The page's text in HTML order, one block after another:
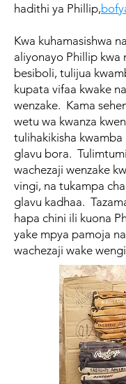
hadithi ya Phillip,
Kwa kuhamasishwa
aliyonayo Phillip kwa
besiboli, tulijua
kupata vifaa kwake
wenzake. Kama
wetu wa kwanza
tulihakikisha
glavu bora.
wachezaji wenzake
vingi, na tukampa
glavu kadhaa.
hapa chini ili kuona
yake mpya pamoja
wachezaji wake